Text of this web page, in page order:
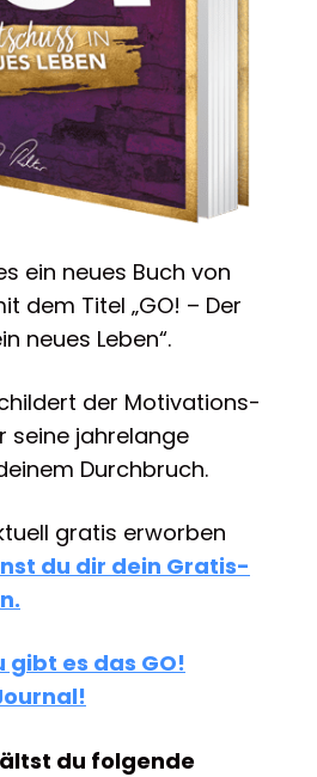
ein neues Buch von
dem Titel „GO! – Der
neues Leben“.
der Motivations-
seine jahrelange
Durchbruch.
gratis erworben
du dir dein Gratis-
gibt es das GO!
du folgende